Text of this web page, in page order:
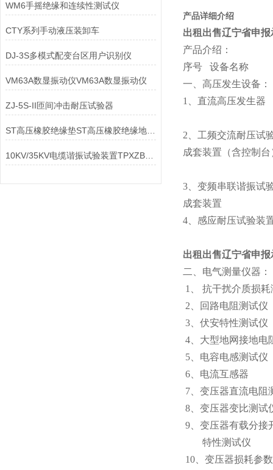
WM6手摇绝缘和连续性测试仪
CTY系列手动液压装卸车
DJ-3S多模式配变台区用户识别仪
VM63A数显振动仪VM63A数显振动仪
ZJ-5S-II匝间冲击耐压试验器
ST高压橡胶绝缘垫ST高压橡胶绝缘地毯ST低压绝缘橡胶板
10KV/35KV电缆谐振试验装置TPXZB电缆谐振试验装置
产品详细介绍
出租出售辽宁省申
产品介绍：
序号 设备
一、高压发生设备：
1、直流高压发
2、工频交流耐压试
成套装置（含控
3、变频串联谐振试
成套装置
4、感应耐压试
出租出售辽宁省申
二、电气测量仪器：
1、 抗干扰介
2、回路电阻
3、伏安特性
4、大型地网接
5、电容电
6、电流互感
7、变压器直流
8、变压器变
9、变压器有载分接
特性测试
10、变压器损